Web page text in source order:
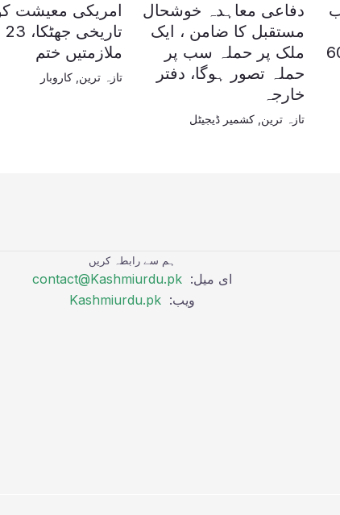
کی 600
دفاعی معاہدہ خوشحال
مستقبل کا ضامن ، ایک
ملک پر حملہ سب پر
حملہ تصور ہوگا، دفتر
خارجہ
تازہ ترین ,کشمیر ڈیجیٹل
امریکی معیشت
ملازمتیں ختم
تازہ ترین ,کاروبار
ہم سے رابطہ کریں
ای میل: contact@Kashmiurdu.pk
ویب: Kashmiurdu.pk